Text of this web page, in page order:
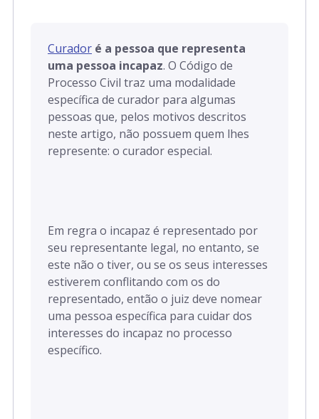
Curador é a pessoa que representa
uma pessoa incapaz. O Código de
Processo Civil traz uma modalidade
específica de curador para algumas
pessoas que, pelos motivos descritos
neste artigo, não possuem quem lhes
represente: o curador especial.
Em regra o incapaz é representado por
seu representante legal, no entanto, se
este não o tiver, ou se os seus interesses
estiverem conflitando com os do
representado, então o juiz deve nomear
uma pessoa específica para cuidar dos
interesses do incapaz no processo
específico.